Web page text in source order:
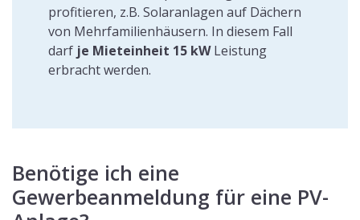
Anlagen mit einer höheren Leistung als 30 kW müssen
bei der Stadt oder Gemeinde in Form einer
Gewerbeanmeldung gemeldet werden. Im Zuge der
Anmeldung werden Sie sowohl eine